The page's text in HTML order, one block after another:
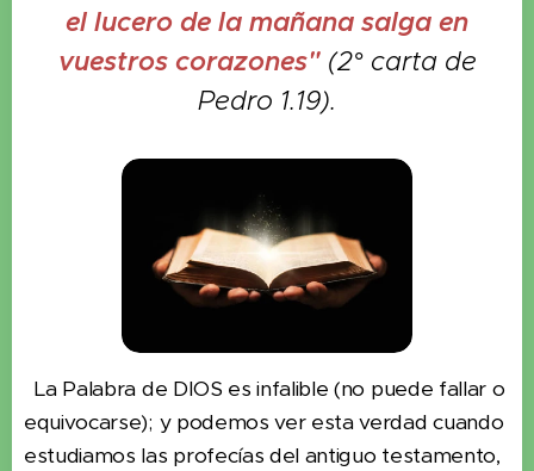
el lucero de la mañana salga en
vuestros corazones"(2° carta de
Pedro 1.19).
La Palabra de DIOS es infalible (no puede fallar o
equivocarse); y podemos ver esta verdad cuando
estudiamos las profecías del antiguo testamento,